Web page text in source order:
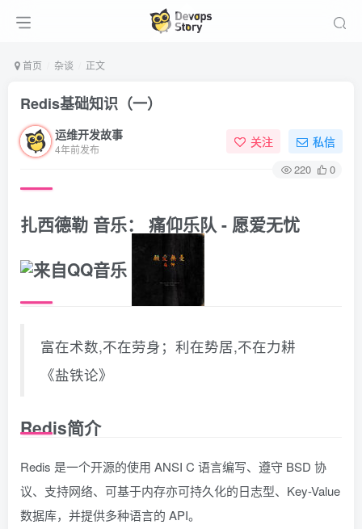
首页 杂谈 正文
Redis基础知识（一）
运维开发故事
4年前发布 关注 私信
220 0
扎西德勒 音乐： 痛仰乐队 - 愿爱无忧
富在术数,不在劳身；利在势居,不在力耕
《盐铁论》
Redis简介
Redis 是一个开源的使用 ANSI C 语言编写、遵守 BSD 协
议、支持网络、可基于内存亦可持久化的日志型、Key-Value
数据库，并提供多种语言的 API。